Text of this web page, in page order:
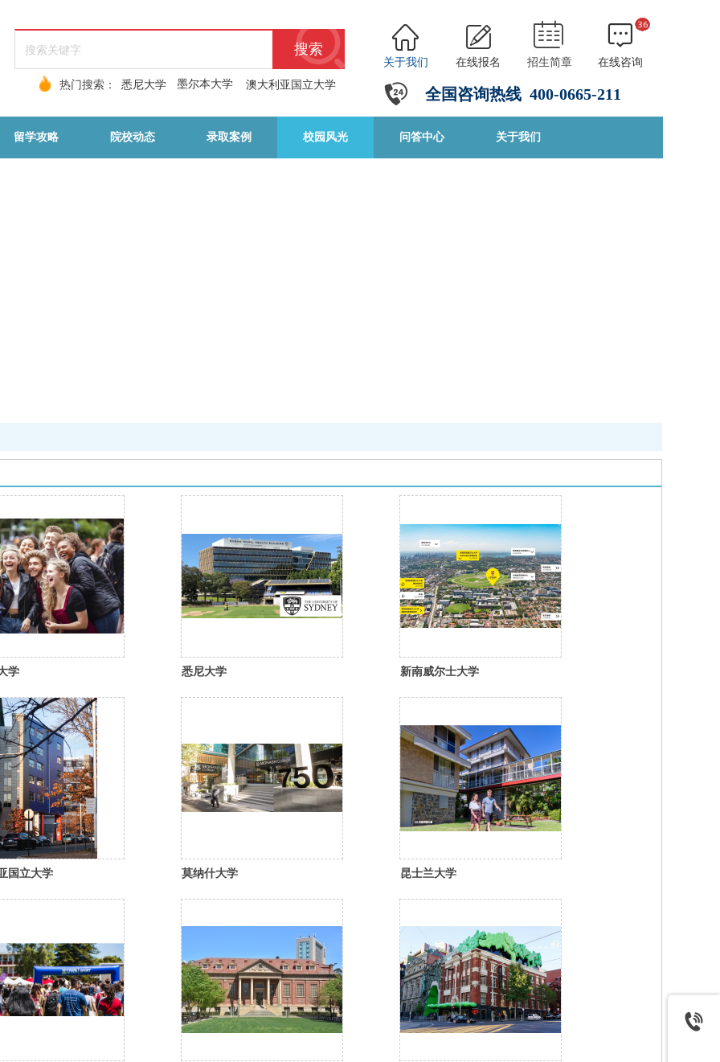
全国咨询热线 400-0665-211
关于我们 在线报名 招生简章
在线咨询
热门搜索：
悉尼大学 墨尔本大学 澳大利亚国立大学
搜索
留学攻略 院校动态 录取案例 校园风光 问答中心 关于我们
学 悉尼大学 新南威尔士大学
国立大学 莫纳什大学 昆士兰大学